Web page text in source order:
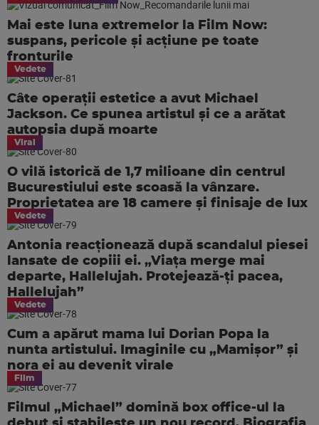
Mai este luna extremelor la Film Now:
suspans, pericole și acțiune pe toate
fronturile
Vedete
Câte operații estetice a avut Michael
Jackson. Ce spunea artistul și ce a arătat
autopsia după moarte
Viral
O vilă istorică de 1,7 milioane din centrul
Bucurestiului este scoasă la vânzare.
Proprietatea are 18 camere și finisaje de lux
Vedete
Antonia reacționează după scandalul piesei
lansate de copiii ei. „Viața merge mai
departe, Hallelujah. Protejează-ți pacea,
Hallelujah”
Vedete
Cum a apărut mama lui Dorian Popa la
nunta artistului. Imaginile cu „Mamișor” și
nora ei au devenit virale
Film
Filmul „Michael” domină box office-ul la